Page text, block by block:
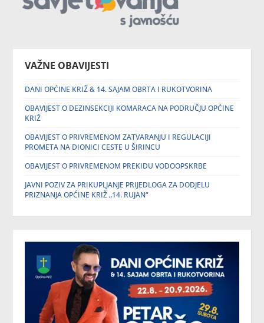
VAŽNE OBAVIJESTI
DANI OPĆINE KRIŽ & 14. SAJAM OBRTA I RUKOTVORINA
OBAVIJEST O DEZINSEKCIJI KOMARACA NA PODRUČJU OPĆINE
KRIŽ
OBAVIJEST O PRIVREMENOM ZATVARANJU I REGULACIJI
PROMETA NA DIONICI CESTE U ŠIRINCU
OBAVIJEST O PRIVREMENOM PREKIDU VODOOPSKRBE
JAVNI POZIV ZA PRIKUPLJANJE PRIJEDLOGA ZA DODJELU
PRIZNANJA OPĆINE KRIŽ „14. RUJAN“